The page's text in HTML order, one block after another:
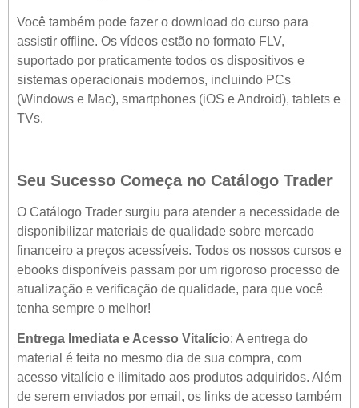
Você também pode fazer o download do curso para
assistir offline. Os vídeos estão no formato FLV,
suportado por praticamente todos os dispositivos e
sistemas operacionais modernos, incluindo PCs
(Windows e Mac), smartphones (iOS e Android), tablets e
TVs.
Seu Sucesso Começa no Catálogo Trader
O Catálogo Trader surgiu para atender a necessidade de
disponibilizar materiais de qualidade sobre mercado
financeiro a preços acessíveis. Todos os nossos cursos e
ebooks disponíveis passam por um rigoroso processo de
atualização e verificação de qualidade, para que você
tenha sempre o melhor!
Entrega Imediata e Acesso Vitalício: A entrega do
material é feita no mesmo dia de sua compra, com
acesso vitalício e ilimitado aos produtos adquiridos. Além
de serem enviados por email, os links de acesso também